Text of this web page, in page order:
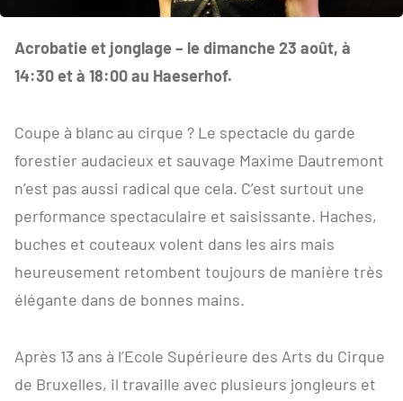
Acrobatie et jonglage – le dimanche 23 août, à
14:30 et à 18:00 au Haeserhof.
Coupe à blanc au cirque ? Le spectacle du garde
forestier audacieux et sauvage Maxime Dautremont
n’est pas aussi radical que cela. C’est surtout une
performance spectaculaire et saisissante. Haches,
buches et couteaux volent dans les airs mais
heureusement retombent toujours de manière très
élégante dans de bonnes mains.
Après 13 ans à l’Ecole Supérieure des Arts du Cirque
de Bruxelles, il travaille avec plusieurs jongleurs et